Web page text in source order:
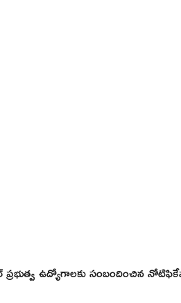
ప్రభుత్వ ఉద్యోగాలకు సంబందించిన